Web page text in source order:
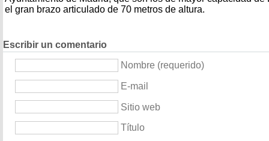
el gran brazo articulado de 70 metros de altura.
Escribir un comentario
Nombre (requerido)
E-mail
Sitio web
Título